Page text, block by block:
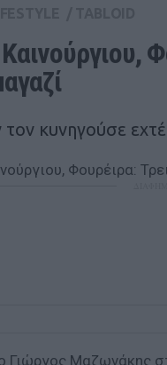
κυνηγούσε
Γιώργος Μαζωνάκης